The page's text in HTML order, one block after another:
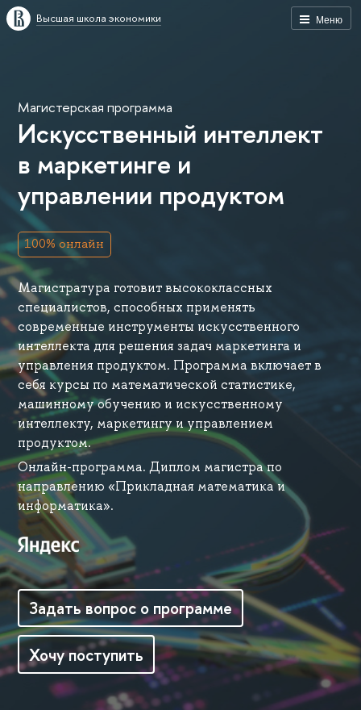
Меню
Высшая школа экономики
Магистерская программа
Искусственный интеллект
в маркетинге и
управлении продуктом
100% онлайн
Магистратура готовит высококлассных
специалистов, способных применять
современные инструменты искусственного
интеллекта для решения задач маркетинга и
управления продуктом. Программа включает в
себя курсы по математической статистике,
машинному обучению и искусственному
интеллекту, маркетингу и управлением
продуктом.
Онлайн-программа. Диплом магистра по
направлению «Прикладная математика и
информатика».
Задать вопрос о программе
Хочу поступить